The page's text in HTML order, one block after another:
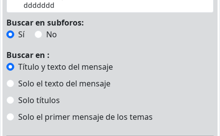
Buscar en subforos:
Sí
No
Buscar en :
Título y texto del mensaje
Solo el texto del mensaje
Solo títulos
Solo el primer mensaje de los temas